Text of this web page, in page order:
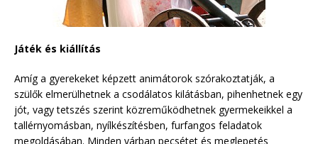
Játék és kiállítás
Amíg a gyerekeket képzett animátorok szórakoztatják, a
szülők elmerülhetnek a csodálatos kilátásban, pihenhetnek egy
jót, vagy tetszés szerint közreműködhetnek gyermekeikkel a
tallérnyomásban, nyílkészítésben, furfangos feladatok
megoldásában. Minden várban pecsétet és meglepetés